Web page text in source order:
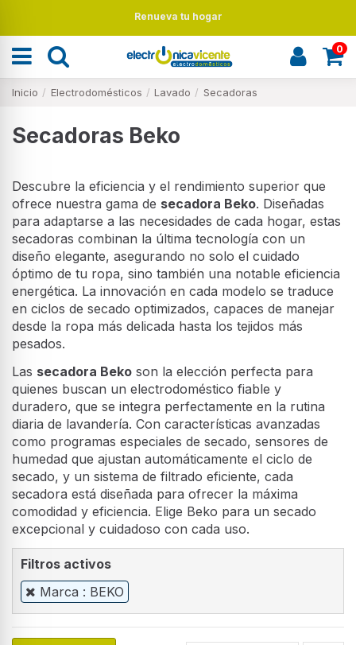
Renueva tu hogar
0
Inicio Electrodomésticos Lavado Secadoras
Secadoras Beko
Descubre la eficiencia y el rendimiento superior que
ofrece nuestra gama de secadora Beko. Diseñadas
para adaptarse a las necesidades de cada hogar, estas
secadoras combinan la última tecnología con un
diseño elegante, asegurando no solo el cuidado
óptimo de tu ropa, sino también una notable eficiencia
energética. La innovación en cada modelo se traduce
en ciclos de secado optimizados, capaces de manejar
desde la ropa más delicada hasta los tejidos más
pesados.
Las secadora Beko son la elección perfecta para
quienes buscan un electrodoméstico fiable y
duradero, que se integra perfectamente en la rutina
diaria de lavandería. Con características avanzadas
como programas especiales de secado, sensores de
humedad que ajustan automáticamente el ciclo de
secado, y un sistema de filtrado eficiente, cada
secadora está diseñada para ofrecer la máxima
comodidad y eficiencia. Elige Beko para un secado
excepcional y cuidadoso con cada uso.
Filtros activos
Marca : BEKO